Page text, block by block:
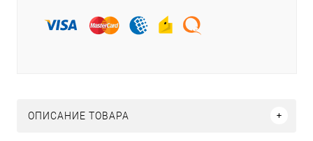
ОПИСАНИЕ ТОВАРА